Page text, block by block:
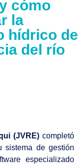
cómo
la
hídrico de
del río
(JVRE) completó
sistema de gestión
especializado